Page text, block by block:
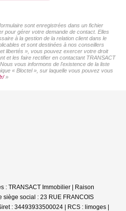
sont enregistrées dans un fichier
pour gérer votre demande de contact. Elles
à la gestion de la relation client dans le
et sont destinées à nos conseillers
libertés », vous pouvez exercer votre droit
et les faire rectifier en contactant TRANSACT
vous informons de l'existence de la liste
« Bloctel », sur laquelle vous pouvez vous
»
: TRANSACT Immobilier | Raison
siège social : 23 RUE FRANCOIS
: 34493933500024 | RCS : limoges |